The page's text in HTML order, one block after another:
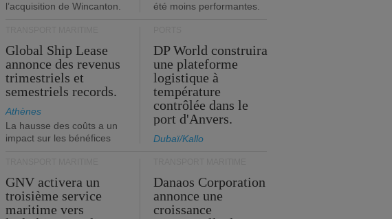
l’acquisition de Wincanton.
été moins performantes.
Global Ship Lease
annonce des revenus
trimestriels et
semestriels records.
Athènes
La hausse des coûts a un
impact sur les bénéfices
DP World construira
une plateforme
logistique à
température
contrôlée dans le
port d'Anvers.
Dubaï/Kallo
GNV activera un
troisième service
maritime vers
Danaos Corporation
annonce une
croissance